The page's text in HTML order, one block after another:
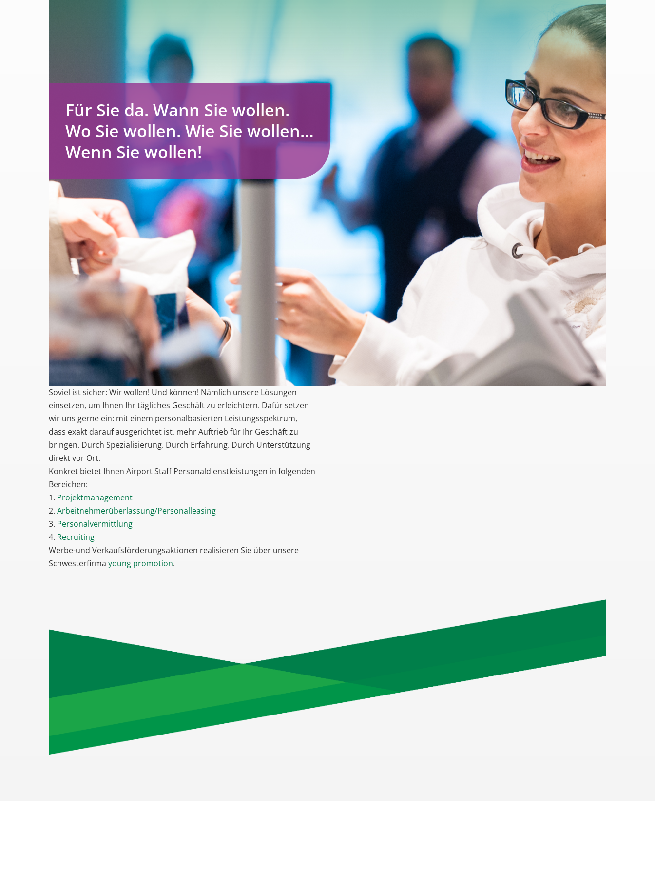
Für Sie da. Wann Sie wollen.
Wo Sie wollen. Wie Sie wollen…
Wenn Sie wollen!
Soviel ist sicher: Wir wollen! Und können! Nämlich unsere Lösungen
einsetzen, um Ihnen Ihr tägliches Geschäft zu erleichtern. Dafür setzen
wir uns gerne ein: mit einem personalbasierten Leistungsspektrum,
dass exakt darauf ausgerichtet ist, mehr Auftrieb für Ihr Geschäft zu
bringen. Durch Spezialisierung. Durch Erfahrung. Durch Unterstützung
direkt vor Ort.
Konkret bietet Ihnen Airport Staff Personaldienstleistungen in folgenden
Bereichen:
1. Projektmanagement
2. Arbeitnehmerüberlassung/Personalleasing
3. Personalvermittlung
4. Recruiting
Werbe-und Verkaufsförderungsaktionen realisieren Sie über unsere
Schwesterfirma young promotion.